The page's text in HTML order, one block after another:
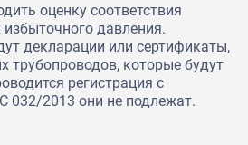
оценку соответствия
давления.
декларации или сертификаты,
трубопроводов, которые будут
регистрация с
032/2013 они не подлежат.